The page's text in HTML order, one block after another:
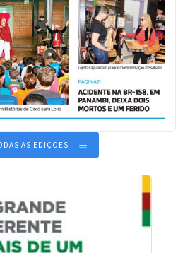
AS EDIÇÕES